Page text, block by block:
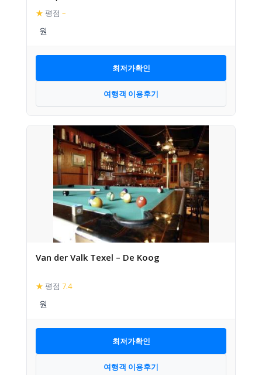
★ 평점 –
최저가확인
여행객 이용후기
Van der Valk Texel – De Koog
★ 평점 7.4
최저가확인
여행객 이용후기